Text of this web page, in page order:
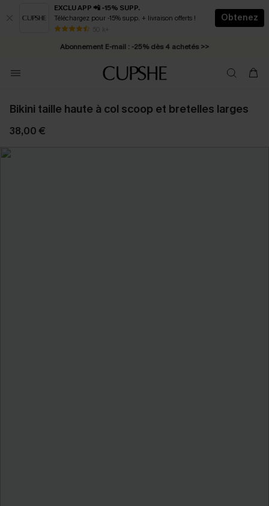
EXCLU APP 📲 -15% SUPP.
Téléchargez pour -15% supp. + livraison offerts !
50 k+
Obtenez
* Livraison éclair 2-3 jours ouvrés >>
Abonnement E-mail : -25% dès 4 achetés >>
Bikini taille haute à col scoop et bretelles larges
38,00 €